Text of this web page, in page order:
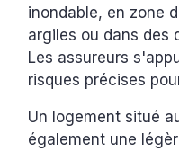
inondable, en zone
argiles ou dans des
Les assureurs
risques précises
Un logement situé
également une